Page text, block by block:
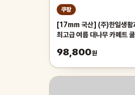
쿠팡
[17mm 국산] (주)한일생활
최고급 여름 대나무 카페트
실 침대 장판 자리_두꺼운 폭
98,800원